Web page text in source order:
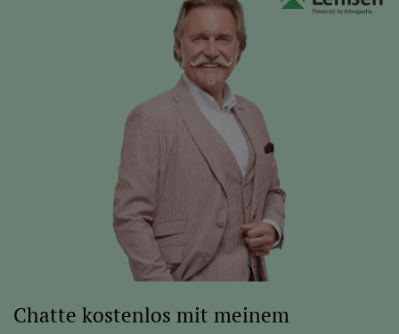
Chatte kostenlos mit meinem